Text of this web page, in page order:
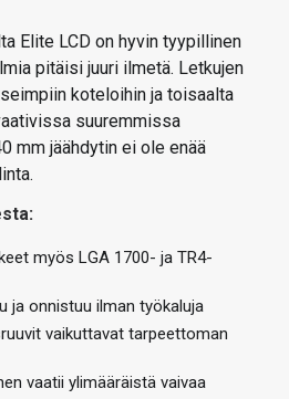
Elite LCD on hyvin tyypillinen
pitäisi juuri ilmetä. Letkujen
koteloihin ja toisaalta
suuremmissa
mm jäähdytin ei ole enää
myös LGA 1700- ja TR4-
ja onnistuu ilman työkaluja
vaikuttavat tarpeettoman
vaatii ylimääräistä vaivaa